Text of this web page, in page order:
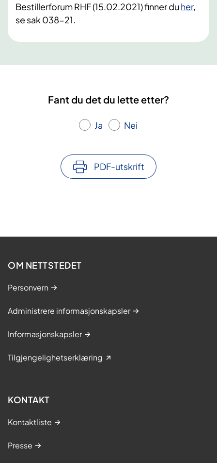
Bestillerforum RHF (15.02.2021) finner du her,
se sak 038-21.
Fant du det du lette etter?
Ja Nei
PDF-utskrift
OM NETTSTEDET
Personvern
Administrere informasjonskapsler
Informasjonskapsler
Tilgjengelighetserklæring
KONTAKT
Kontaktliste
Presse